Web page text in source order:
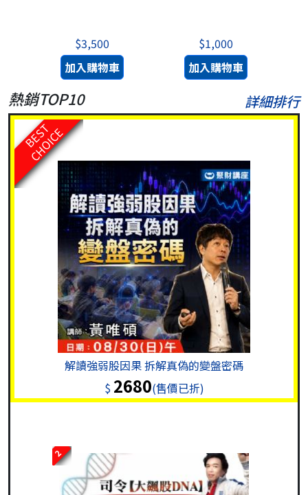
熱銷TOP10 詳細排行
BEST
CHOICE
解讀強弱股因果 拆解真偽的變盤密碼
$ 2680(售價已折)
2
$3,500
加入購物車
$1,000
加入購物車